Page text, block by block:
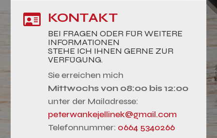
 KONTAKT
BEI FRAGEN ODER FÜR WEITERE
INFORMATIONEN
STEHE ICH IHNEN GERNE ZUR
VERFÜGUNG.
Sie erreichen mich
Mittwochs von 08:00 bis 12:00
unter der Mailadresse:
peterwankejellinek@gmail.com
Telefonnummer: 0664 5340266